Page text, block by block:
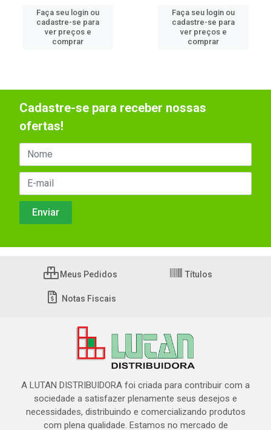
Faça seu login ou
cadastre-se para
ver preços e
comprar
Faça seu login ou
cadastre-se para
ver preços e
comprar
Cadastre-se para receber nossas
ofertas!
Meus Pedidos Títulos
Notas Fiscais
A LUTAN DISTRIBUIDORA foi criada para contribuir com a
sociedade a satisfazer plenamente seus desejos e
necessidades, distribuindo e comercializando produtos
com plena qualidade. Estamos no mercado de